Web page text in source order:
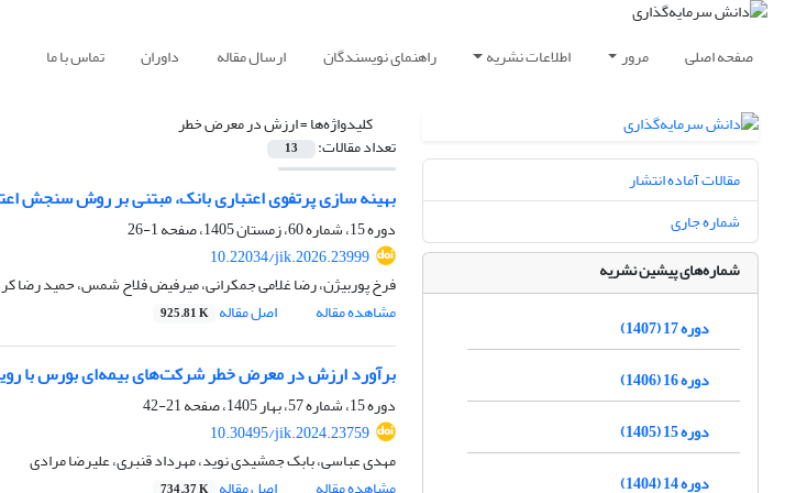
صفحه اصلی مرور اطلاعات نشریه راهنمای نویسندگان ارسال مقاله داوران تماس با ما
کلیدواژه‌ها =ارزش در معرض خطر
تعداد مقالات: 13
بهینه سازی پرتفوی اعتباری بانک، مبتنی بر روش سنجش
دوره 15، شماره 60، زمستان 1405، صفحه
1-26
10.22034/jik.2026.23999
فرخ پوربیژن، رضا غلامی جمکرانی، میرفیض فلاح شمس، حمید رضا
مشاهده مقاله
اصل مقاله 925.81 K
برآورد ارزش در معرض خطر شرکت‌های بیمه‌ای بورس با
دوره 15، شماره 57، بهار 1405، صفحه
21-42
10.30495/jik.2024.23759
مهدی عباسی، بابک جمشیدی نوید، مهرداد قنبری، علیرضا مرادی
مقالات آماده انتشار
شماره جاری
شماره‌های پیشین نشریه
دوره 17 (1407)
دوره 16 (1406)
دوره 15 (1405)
دوره 14 (1404)